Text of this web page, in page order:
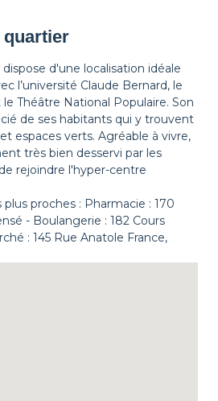
quartier
d'une localisation idéale
l’université Claude Bernard, le
le Théâtre National Populaire. Son
de ses habitants qui y trouvent
espaces verts. Agréable à vivre,
très bien desservi par les
rejoindre l'hyper-centre
plus proches : Pharmacie : 170
- Boulangerie : 182 Cours
: 145 Rue Anatole France,